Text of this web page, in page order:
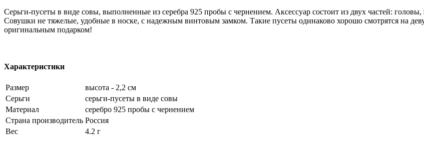
Серьги-пусеты в виде совы, выполненные из серебра 925 пробы с чернением. Аксессуар состоит из двух частей:
Совушки не тяжелые, удобные в носке, с надежным винтовым замком. Такие пусеты одинаково хорошо смотрятся на
оригинальным подарком!
Характеристики
Размер
высота - 2,2 см
Серьги
серьги-пусеты в виде совы
Материал
серебро 925 пробы с чернением
Страна производитель Россия
Вес
4.2 г